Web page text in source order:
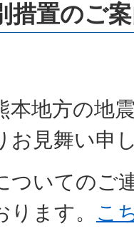
措置のご
本地方の地
お見舞い申
ついてのご
ます。 こ